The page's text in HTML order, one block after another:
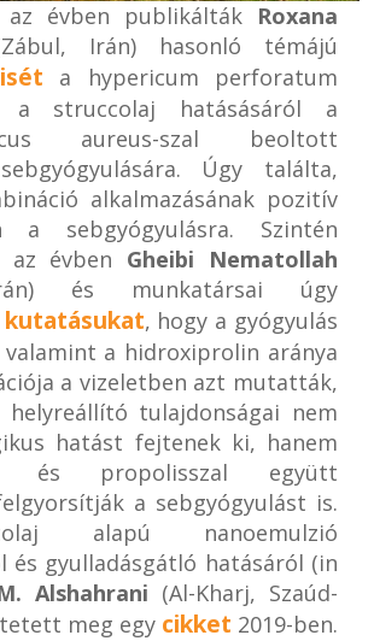
az évben publikálták Roxana
Irán) hasonló témájú
a hypericum perforatum
a struccolaj hatásásáról a
aureus-szal beoltott
Úgy találta,
alkalmazásának pozitív
a sebgyógyulásra. Szintén
az évben Gheibi Nematollah
és munkatársai úgy
kutatásukat, hogy a gyógyulás
valamint a hidroxiprolin aránya
a vizeletben azt mutatták,
helyreállító tulajdonságai nem
hatást fejtenek ki, hanem
és propolisszal együtt
a sebgyógyulást is.
alapú nanoemulzió
és gyulladásgátló hatásáról (in
Alshahrani (Al-Kharj, Szaúd-
meg egy cikket 2019-ben.